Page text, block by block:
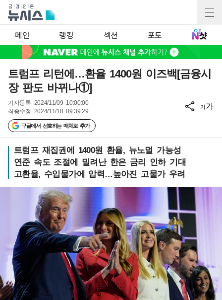
메인 랭킹 섹션 포토
트럼프 리턴에…환율 1400원 이즈백[금융시
장 판도 바뀌나①]
기사등록 2024/11/09 10:00:00
최종수정 2024/11/18 09:39:29
구글에서 선호하는 매체로 추가
가가
트럼프 재집권에 1400원 환율, 뉴노멀 가능성
연준 속도 조절에 밀려난 한은 금리 인하 기대
고환율, 수입물가에 압력…높아진 고물가 우려